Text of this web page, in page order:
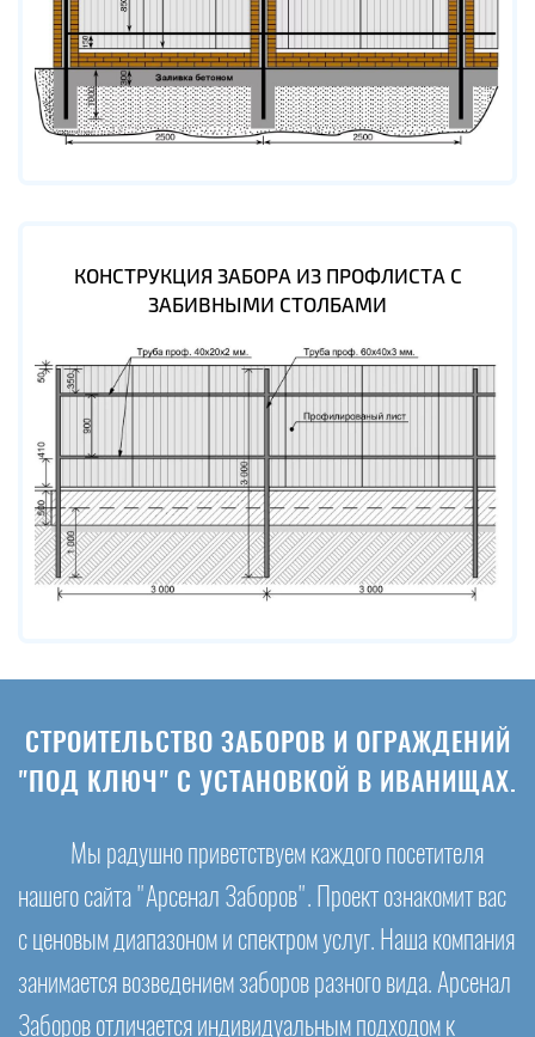
КОНСТРУКЦИЯ ЗАБОРА ИЗ ПРОФЛИСТА С
ЗАБИВНЫМИ СТОЛБАМИ
СТРОИТЕЛЬСТВО ЗАБОРОВ И ОГРАЖДЕНИЙ
"ПОД КЛЮЧ" С УСТАНОВКОЙ В ИВАНИЩАХ.
Мы радушно приветствуем каждого посетителя
нашего сайта "Арсенал Заборов". Проект ознакомит вас
с ценовым диапазоном и спектром услуг. Наша компания
занимается возведением заборов разного вида. Арсенал
Заборов отличается индивидуальным подходом к